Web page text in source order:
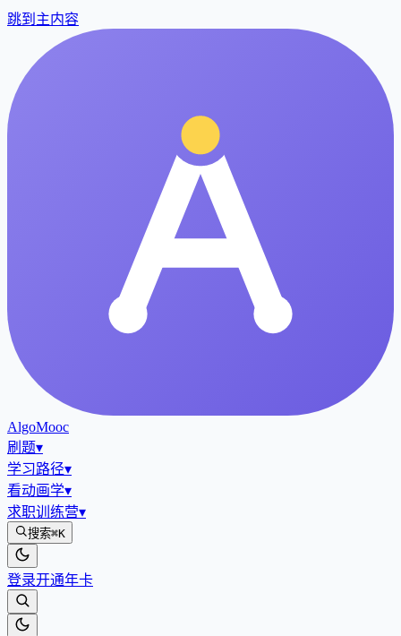
跳到主内容
AlgoMooc
刷题▾
学习路径▾
看动画学▾
求职训练营▾
搜索⌘K
登录开通年卡